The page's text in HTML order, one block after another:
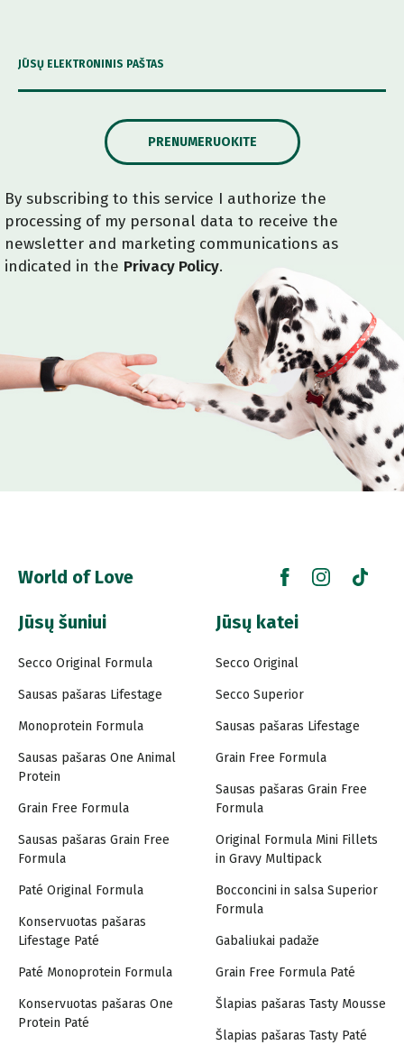
JŪSŲ ELEKTRONINIS PAŠTAS
PRENUMERUOKITE
By subscribing to this service I authorize the
processing of my personal data to receive the
newsletter and marketing communications as
indicated in the Privacy Policy.
World of Love
Jūsų šuniui
Secco Original Formula
Sausas pašaras Lifestage
Monoprotein Formula
Sausas pašaras One Animal
Protein
Grain Free Formula
Sausas pašaras Grain Free
Formula
Paté Original Formula
Konservuotas pašaras
Lifestage Paté
Paté Monoprotein Formula
Konservuotas pašaras One
Protein Paté
Jūsų katei
Secco Original
Secco Superior
Sausas pašaras Lifestage
Grain Free Formula
Sausas pašaras Grain Free
Formula
Original Formula Mini Fillets
in Gravy Multipack
Bocconcini in salsa Superior
Formula
Gabaliukai padaže
Grain Free Formula Paté
Šlapias pašaras Tasty Mousse
Šlapias pašaras Tasty Paté